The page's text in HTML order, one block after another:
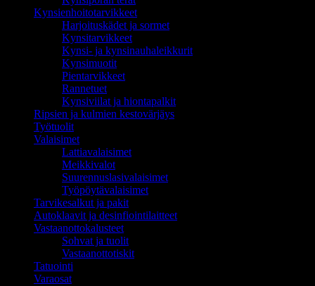
Kynsienhoitotarvikkeet
Harjoituskädet ja sormet
Kynsitarvikkeet
Kynsi- ja kynsinauhaleikkurit
Kynsimuotit
Pientarvikkeet
Rannetuet
Kynsiviilat ja hiontapalkit
Ripsien ja kulmien kestovärjäys
Työtuolit
Valaisimet
Lattiavalaisimet
Meikkivalot
Suurennuslasivalaisimet
Työpöytävalaisimet
Tarvikesalkut ja pakit
Autoklaavit ja desinfiointilaitteet
Vastaanottokalusteet
Sohvat ja tuolit
Vastaanottotiskit
Tatuointi
Varaosat